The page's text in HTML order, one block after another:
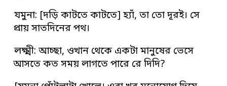
যমুনা: [দড়ি কাটতে কাটতে] হ্যাঁ, তা তো দূরই। সে
প্রায় সাতদিনের পথ।
লক্ষ্মী: আচ্ছা, ওখান থেকে একটা মানুষের ভেসে
আসতে কত সময় লাগতে পারে রে দিদি?